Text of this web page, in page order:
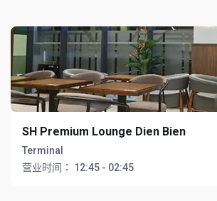
SH Premium Lounge Dien Bien
Terminal
营业时间：
12:45 - 02:45